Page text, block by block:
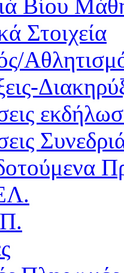
Βίου
Στοιχεία